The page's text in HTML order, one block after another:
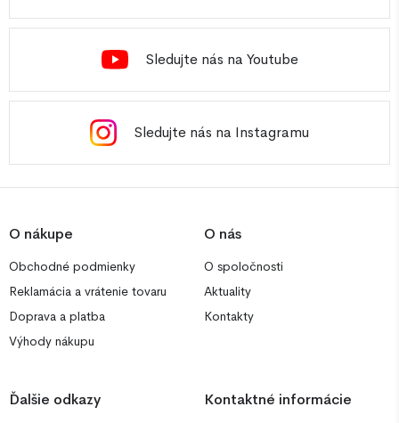
Sledujte nás na Youtube
Sledujte nás na Instagramu
O nákupe
Obchodné podmienky
Reklamácia a vrátenie tovaru
Doprava a platba
Výhody nákupu
O nás
O spoločnosti
Aktuality
Kontakty
Ďalšie odkazy Kontaktné informácie